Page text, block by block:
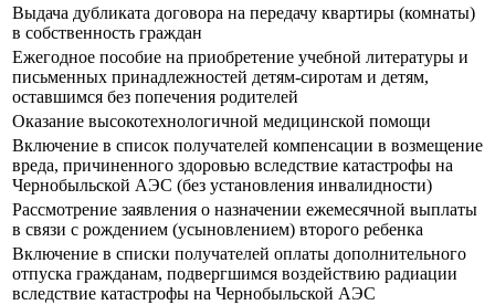
Выдача дубликата договора на передачу квартиры (комнаты)
в собственность граждан
Ежегодное пособие на приобретение учебной литературы и
письменных принадлежностей детям-сиротам и детям,
оставшимся без попечения родителей
Оказание высокотехнологичной медицинской помощи
Включение в список получателей компенсации в возмещение
вреда, причиненного здоровью вследствие катастрофы на
Чернобыльской АЭС (без установления инвалидности)
Рассмотрение заявления о назначении ежемесячной выплаты
в связи с рождением (усыновлением) второго ребенка
Включение в списки получателей оплаты дополнительного
отпуска гражданам, подвергшимся воздействию радиации
вследствие катастрофы на Чернобыльской АЭС